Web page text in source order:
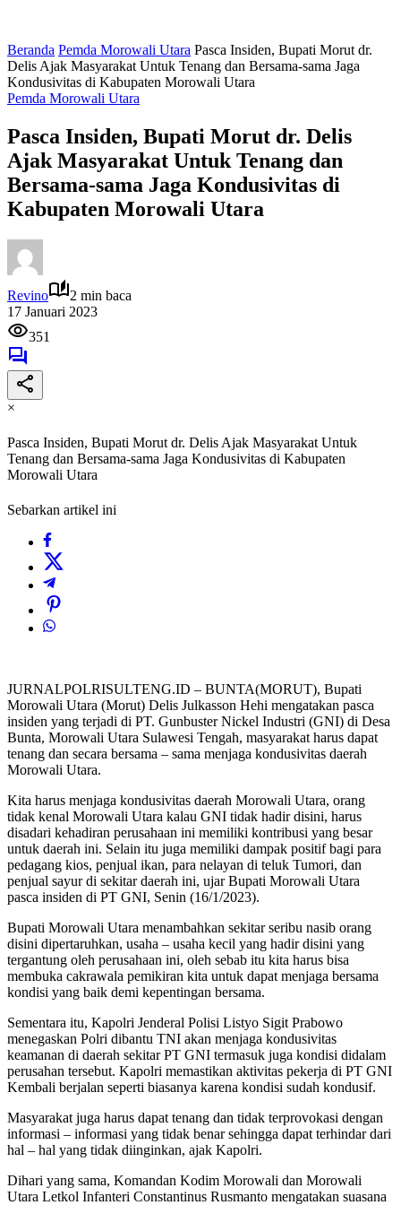
Beranda Pemda Morowali Utara Pasca Insiden, Bupati Morut dr.
Delis Ajak Masyarakat Untuk Tenang dan Bersama-sama Jaga
Kondusivitas di Kabupaten Morowali Utara
Pemda Morowali Utara
Pasca Insiden, Bupati Morut dr. Delis
Ajak Masyarakat Untuk Tenang dan
Bersama-sama Jaga Kondusivitas di
Kabupaten Morowali Utara
Revino
2 min baca
17 Januari 2023
351
×
Pasca Insiden, Bupati Morut dr. Delis Ajak Masyarakat Untuk
Tenang dan Bersama-sama Jaga Kondusivitas di Kabupaten
Morowali Utara
Sebarkan artikel ini
JURNALPOLRISULTENG.ID – BUNTA(MORUT), Bupati
Morowali Utara (Morut) Delis Julkasson Hehi mengatakan pasca
insiden yang terjadi di PT. Gunbuster Nickel Industri (GNI) di Desa
Bunta, Morowali Utara Sulawesi Tengah, masyarakat harus dapat
tenang dan secara bersama – sama menjaga kondusivitas daerah
Morowali Utara.
Kita harus menjaga kondusivitas daerah Morowali Utara, orang
tidak kenal Morowali Utara kalau GNI tidak hadir disini, harus
disadari kehadiran perusahaan ini memiliki kontribusi yang besar
untuk daerah ini. Selain itu juga memiliki dampak positif bagi para
pedagang kios, penjual ikan, para nelayan di teluk Tumori, dan
penjual sayur di sekitar daerah ini, ujar Bupati Morowali Utara
pasca insiden di PT GNI, Senin (16/1/2023).
Bupati Morowali Utara menambahkan sekitar seribu nasib orang
disini dipertaruhkan, usaha – usaha kecil yang hadir disini yang
tergantung oleh perusahaan ini, oleh sebab itu kita harus bisa
membuka cakrawala pemikiran kita untuk dapat menjaga bersama
kondisi yang baik demi kepentingan bersama.
Sementara itu, Kapolri Jenderal Polisi Listyo Sigit Prabowo
menegaskan Polri dibantu TNI akan menjaga kondusivitas
keamanan di daerah sekitar PT GNI termasuk juga kondisi didalam
perusahan tersebut. Kapolri memastikan aktivitas pekerja di PT GNI
Kembali berjalan seperti biasanya karena kondisi sudah kondusif.
Masyarakat juga harus dapat tenang dan tidak terprovokasi dengan
informasi – informasi yang tidak benar sehingga dapat terhindar dari
hal – hal yang tidak diinginkan, ajak Kapolri.
Dihari yang sama, Komandan Kodim Morowali dan Morowali
Utara Letkol Infanteri Constantinus Rusmanto mengatakan suasana